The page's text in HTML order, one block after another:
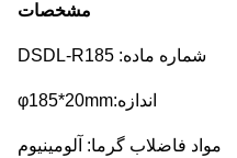
مشخصات
شماره ماده: DSDL-R185
اندازه:φ185*20mm
مواد فاضلاب گرما: آلومینیوم